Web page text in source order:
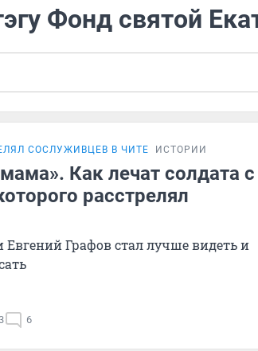
Фонд святой
СОСЛУЖИВЦЕВ В ЧИТЕ ИСТОРИИ
Как лечат солдата с
расстрелял
Графов стал лучше видеть и
6